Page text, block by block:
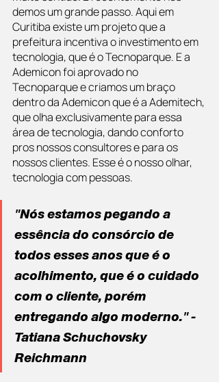
demos um grande passo. Aqui em
Curitiba existe um projeto que a
prefeitura incentiva o investimento em
tecnologia, que é o Tecnoparque. E a
Ademicon foi aprovado no
Tecnoparque e criamos um braço
dentro da Ademicon que é a Ademitech,
que olha exclusivamente para essa
área de tecnologia, dando conforto
pros nossos consultores e para os
nossos clientes. Esse é o nosso olhar,
tecnologia com pessoas.
"Nós estamos pegando a
essência do consórcio de
todos esses anos que é o
acolhimento, que é o cuidado
com o cliente, porém
entregando algo moderno." -
Tatiana Schuchovsky
Reichmann